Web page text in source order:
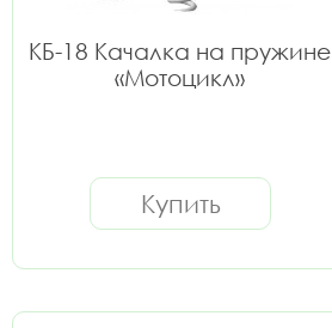
КБ-18 Качалка на пружине
«Мотоцикл»
Купить